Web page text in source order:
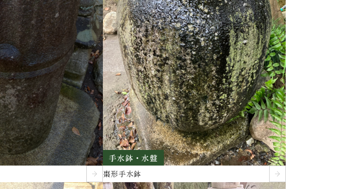
手水鉢・水盤
棗形手水鉢